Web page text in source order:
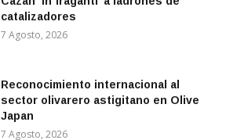
catalizadores
7 Agosto, 2026
Reconocimiento internacional al
sector olivarero astigitano en Olive
Japan
7 Agosto, 2026